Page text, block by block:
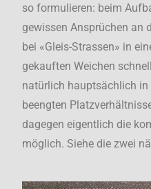
so formulieren: beim
gewissen Ansprüchen an
bei «Gleis-Strassen» in
gekauften Weichen
natürlich hauptsächlich
beengten
dagegen eigentlich die
möglich. Siehe die zwei